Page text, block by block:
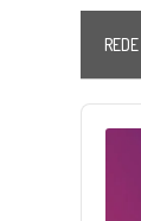
Audio
Player